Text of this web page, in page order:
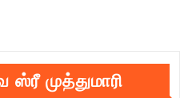
முத்துமாரி